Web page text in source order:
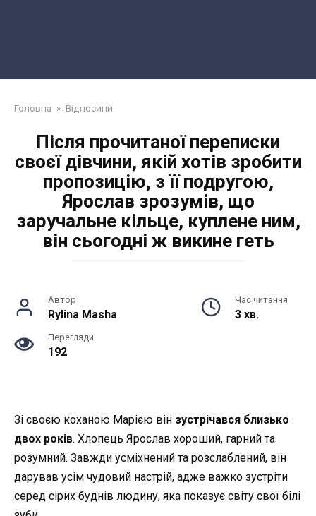
Головна » Відносини
Після прочитаної переписки
своєї дівчини, якій хотів зробити
пропозицію, з її подругою,
Ярослав зрозумів, що
заручальне кільце, куплене ним,
він сьогодні ж викине геть
Автор
Rylina Masha
Час читання
3 хв.
Перегляди
192
Зі своєю коханою Марією він зустрічався близько
двох років. Хлопець Ярослав хороший, гарний та
розумний. Завжди усміхнений та розслаблений, він
дарував усім чудовий настрій, адже важко зустріти
серед сірих буднів людину, яка показує світу свої білі